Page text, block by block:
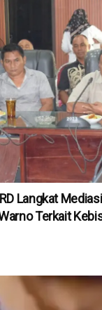
Langkat
Terkait